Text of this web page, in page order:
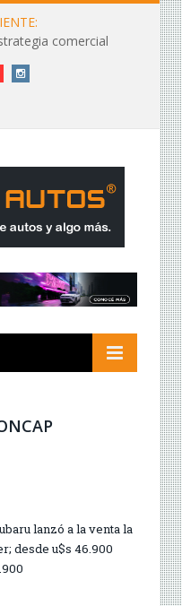
comercial
Instagram
lanzó a la venta la
desde u$s 46.900